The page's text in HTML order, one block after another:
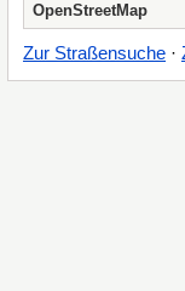
OpenStreetMap
Zur Straßensuche ·